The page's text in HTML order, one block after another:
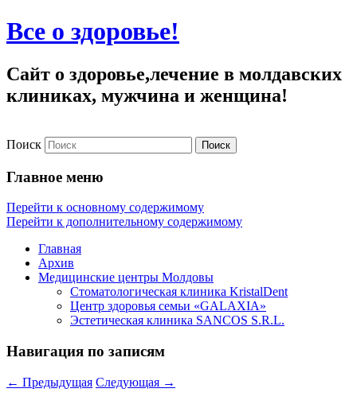
Все о здоровье!
Сайт о здоровье,лечение в молдавских
клиниках, мужчина и женщина!
Поиск
Главное меню
Перейти к основному содержимому
Перейти к дополнительному содержимому
Главная
Архив
Медицинские центры Молдовы
Стоматологическая клиника KristalDent
Центр здоровья семьи «GALAXIA»
Эстетическая клиника SANCOS S.R.L.
Навигация по записям
← Предыдущая Следующая →